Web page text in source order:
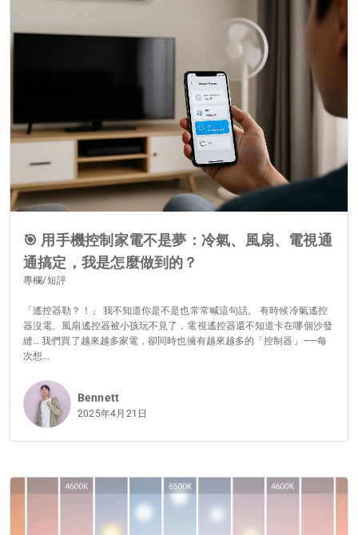
🎯 用手機控制家電不是夢：冷氣、風扇、電視通
通搞定，我是怎麼做到的？
專欄/短評
「遙控器勒？！」 我不知道你是不是也常常喊這句話。 有時候冷氣遙控
器沒電、風扇遙控器被小孩玩不見了，電視遙控器還不知道卡在哪個沙發
縫… 我們買了越來越多家電，卻同時也擁有越來越多的「控制器」——每
次想...
Bennett
2025年4月21日